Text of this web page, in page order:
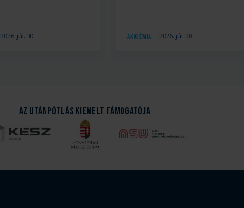
2026. júl. 30. Akadémia 2026. júl. 28.
Az Utánpótlás kiemelt támogatója